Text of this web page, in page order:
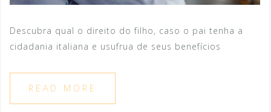
Descubra qual o direito do filho, caso o pai tenha a
cidadania italiana e usufrua de seus benefícios
READ MORE